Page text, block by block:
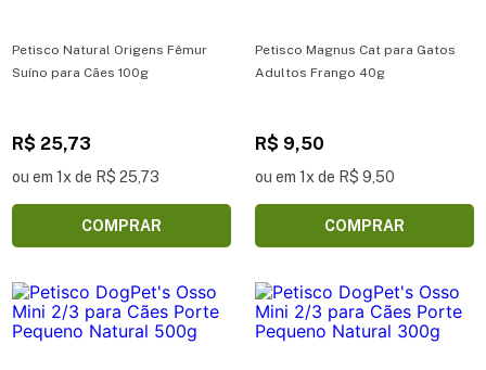
Petisco Natural Origens Fêmur
Suíno para Cães 100g
R$ 25,73
ou em 1x de R$ 25,73
COMPRAR
Petisco Magnus Cat para Gatos
Adultos Frango 40g
R$ 9,50
ou em 1x de R$ 9,50
COMPRAR